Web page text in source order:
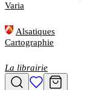
Varia
Alsatiques
Cartographie
La librairie